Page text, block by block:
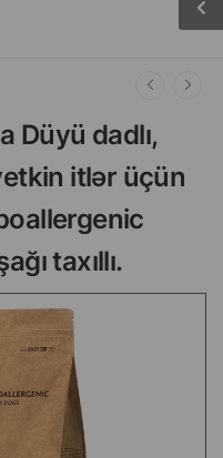
Düyü dadlı,
itlər üçün
taxıllı.